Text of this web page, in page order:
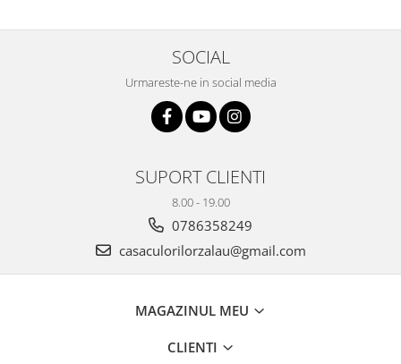
Rezerve
Cerneala Calimara, Patroane
SOCIAL
Urmareste-ne in social media
SUPORT CLIENTI
8.00 - 19.00
0786358249
casaculorilorzalau@gmail.com
MAGAZINUL MEU
CLIENTI